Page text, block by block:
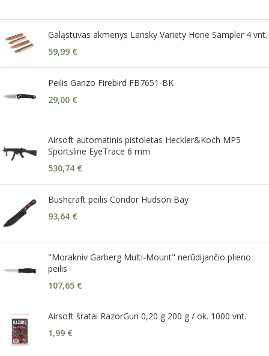
Galąstuvas akmenys Lansky Variety Hone Sampler 4 vnt.
59,99 €
Peilis Ganzo Firebird FB7651-BK
29,00 €
Airsoft automatinis pistoletas Heckler&Koch MP5
Sportsline EyeTrace 6 mm
530,74 €
Bushcraft peilis Condor Hudson Bay
93,64 €
"Morakniv Garberg Multi-Mount" nerūdijančio plieno
peilis
107,65 €
Airsoft šratai RazorGun 0,20 g 200 g / ok. 1000 vnt.
1,99 €